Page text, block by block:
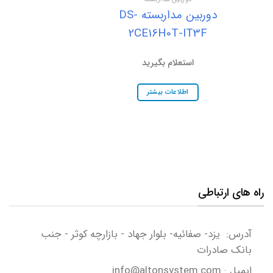
دوربین مداربسته DS-
2CE16H0T-IT3F
استعلام بگیرید
اطلاعات بیشتر
راه های ارتباطی
آدرس: یزد- صفائیه- بلوار جهاد - بازارچه کوثر - جنب
بانک صادرات